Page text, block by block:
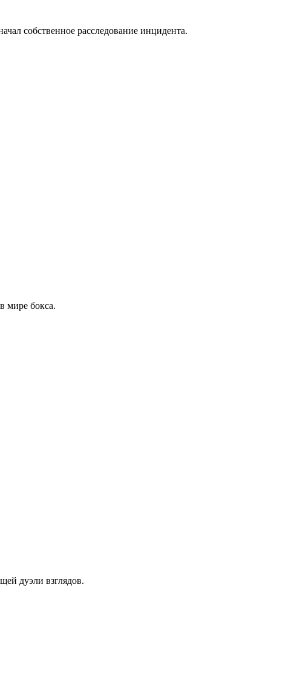
собственное расследование инцидента.
мире бокса.
дуэли взглядов.